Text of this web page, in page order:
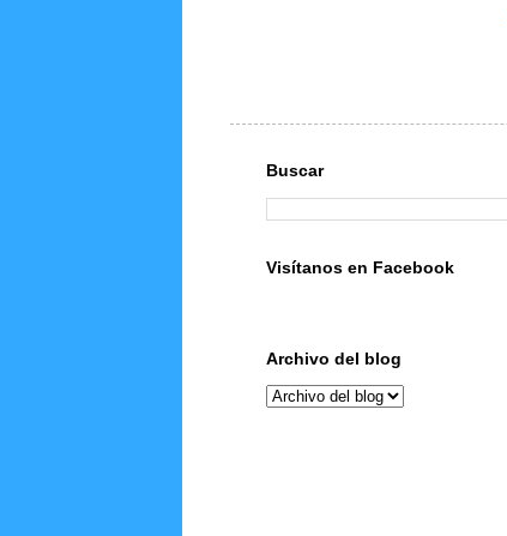
Buscar
Visítanos en Facebook
Archivo del blog